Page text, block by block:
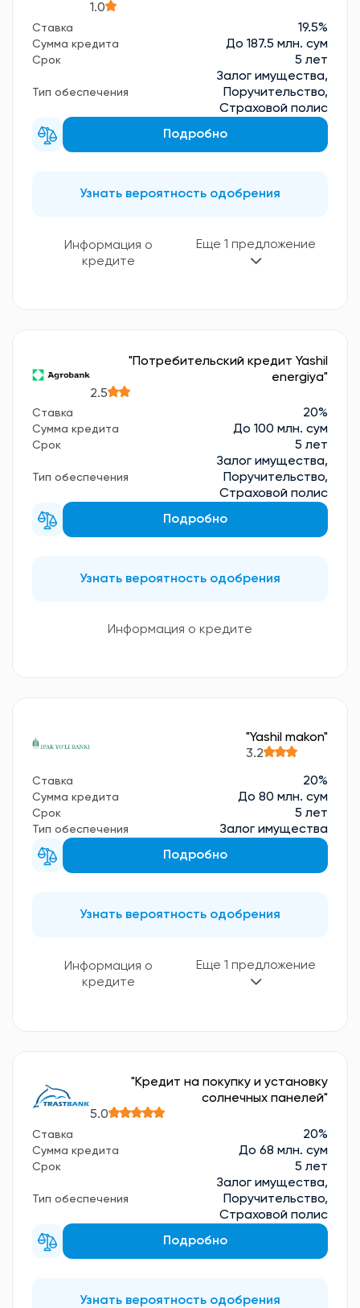
1.0
Ставка 19.5%
Сумма кредита До 187.5 млн. сум
Срок 5 лет
Тип обеспечения
Залог имущества,
Поручительство,
Страховой полис
Подробно
Узнать вероятность одобрения
Информация о
кредите
Еще 1 предложение
"Потребительский кредит Yashil
energiya"
2.5
Ставка 20%
Сумма кредита До 100 млн. сум
Срок 5 лет
Тип обеспечения
Залог имущества,
Поручительство,
Страховой полис
Подробно
Узнать вероятность одобрения
Информация о кредите
"Yashil makon"
3.2
Ставка 20%
Сумма кредита До 80 млн. сум
Срок 5 лет
Тип обеспечения
Залог имущества
Подробно
Узнать вероятность одобрения
Информация о
кредите
Еще 1 предложение
"Кредит на покупку и установку
солнечных панелей"
5.0
Ставка 20%
Сумма кредита До 68 млн. сум
Срок 5 лет
Тип обеспечения
Залог имущества,
Поручительство,
Страховой полис
Подробно
Узнать вероятность одобрения